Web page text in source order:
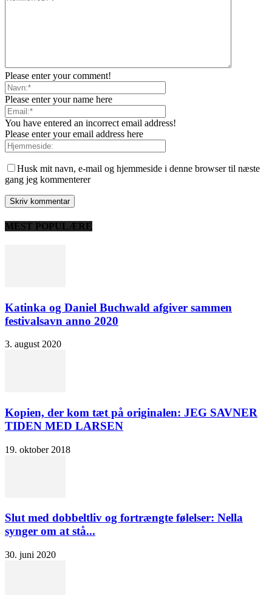
Please enter your comment!
Please enter your name here
You have entered an incorrect email address!
Please enter your email address here
Husk mit navn, e-mail og hjemmeside i denne browser til næste
gang jeg kommenterer
MEST POPULÆRE
Katinka og Daniel Buchwald afgiver sammen
festivalsavn anno 2020
3. august 2020
Kopien, der kom tæt på originalen: JEG SAVNER
TIDEN MED LARSEN
19. oktober 2018
Slut med dobbeltliv og fortrængte følelser: Nella
synger om at stå...
30. juni 2020